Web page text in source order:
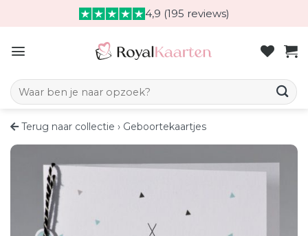
4,9 (195 reviews)
Zoeken naar:
Terug naar collectie › Geboortekaartjes